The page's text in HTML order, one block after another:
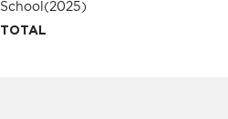
School (2025)
TOTAL